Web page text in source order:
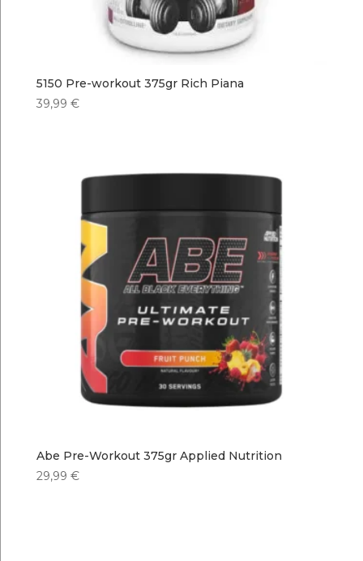
5150 Pre-workout 375gr Rich Piana
39,99 €
Abe Pre-Workout 375gr Applied Nutrition
29,99 €